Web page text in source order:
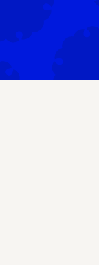
グ